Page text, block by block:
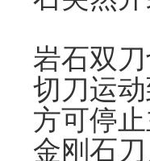
岩石双
切刀运动
方可停止
金刚石刀